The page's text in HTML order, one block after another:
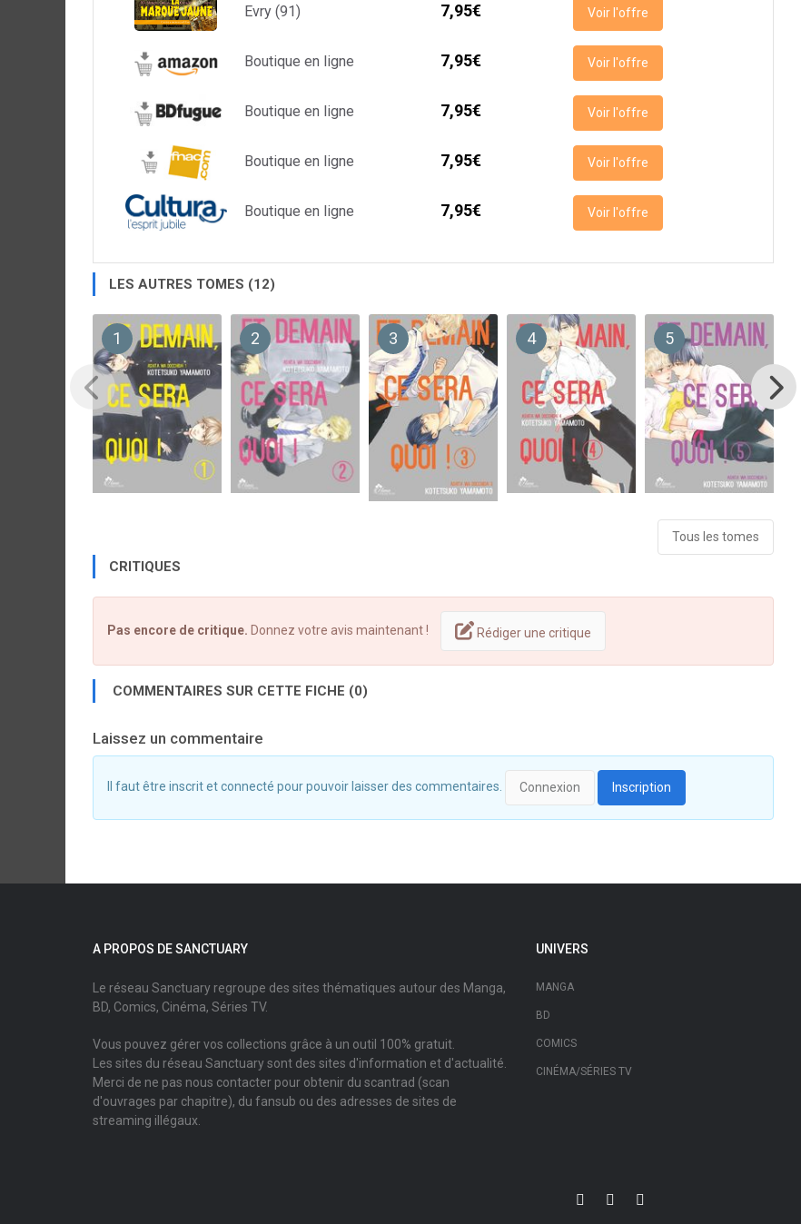
Evry (91) 7,95€ Voir l'offre
Boutique en ligne 7,95€ Voir l'offre
Boutique en ligne 7,95€ Voir l'offre
Boutique en ligne 7,95€ Voir l'offre
Boutique en ligne 7,95€ Voir l'offre
LES AUTRES TOMES (12)
1 2 3 4 5
Tous les tomes
CRITIQUES
Pas encore de critique. Donnez votre avis maintenant ! Rédiger une critique
COMMENTAIRES SUR CETTE FICHE (0)
Laissez un commentaire
Il faut être inscrit et connecté pour pouvoir laisser des commentaires. Connexion Inscription
A PROPOS DE SANCTUARY
Le réseau Sanctuary regroupe des sites thématiques autour des Manga,
BD, Comics, Cinéma, Séries TV.
Vous pouvez gérer vos collections grâce à un outil 100% gratuit.
Les sites du réseau Sanctuary sont des sites d'information et d'actualité.
Merci de ne pas nous contacter pour obtenir du scantrad (scan
d'ouvrages par chapitre), du fansub ou des adresses de sites de
streaming illégaux.
UNIVERS
MANGA
BD
COMICS
CINÉMA/SÉRIES TV